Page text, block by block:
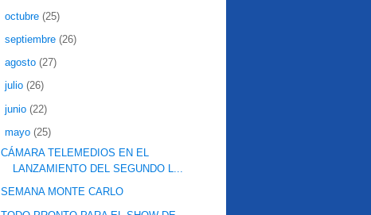
octubre (25)
septiembre (26)
agosto (27)
julio (26)
junio (22)
mayo (25)
CÁMARA TELEMEDIOS EN EL
LANZAMIENTO DEL SEGUNDO L...
SEMANA MONTE CARLO